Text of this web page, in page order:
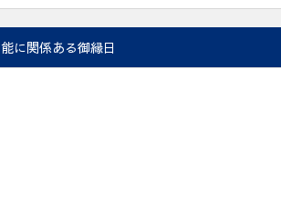
能に関係ある御縁日